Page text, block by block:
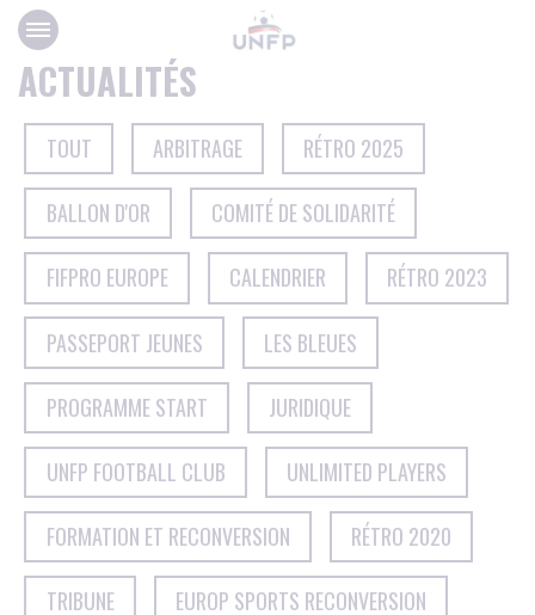
Panneau de gestion des cookies
ACTUALITÉS
TOUT ARBITRAGE RÉTRO 2025
BALLON D'OR COMITÉ DE SOLIDARITÉ
FIFPRO EUROPE CALENDRIER RÉTRO 2023
PASSEPORT JEUNES LES BLEUES
PROGRAMME START JURIDIQUE
UNFP FOOTBALL CLUB UNLIMITED PLAYERS
FORMATION ET RECONVERSION RÉTRO 2020
TRIBUNE EUROP SPORTS RECONVERSION